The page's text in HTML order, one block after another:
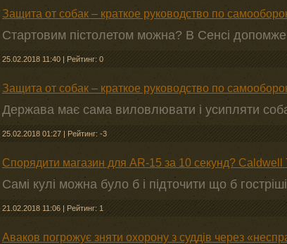
Защита от собак – краткое руководство по
Стартовим пістолетом можна? В Сенсі
25.02.2018 11:40 | Рейтинг: 0
Защита от собак – краткое руководство по
Держава має сама виловлювати і усипляти
25.02.2018 01:27 | Рейтинг: -3
Спорядити магазин для AR-15 за 10 секунд?
Самі кулі можна було б і підточити що б
21.02.2018 11:06 | Рейтинг: 1
Аваков погрожує зняти охорону з суддів через